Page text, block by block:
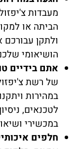
מעבדות
הביתה או
ולתקן
הושיאומי
אתם בידיים
של רשת
במהירות
לטכנאים,
במכשירי
חלפים